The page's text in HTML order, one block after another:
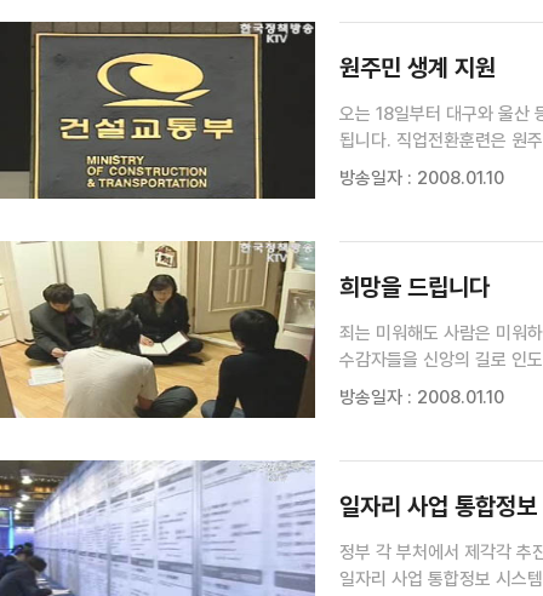
원주민 생계 지원
오는 18일부터 대구와 울산 등
됩니다. 직업전환훈련은 원
수당이 지급됩니다. 서정표
방송일자 : 2008.01.10
희망을 드립니다
죄는 미워해도 사람은 미워
수감자들을 신앙의 길로 인도하는
청소년보호관찰관. 이들의
방송일자 : 2008.01.10
일자리 사업 통합정
정부 각 부처에서 제각각 추
일자리 사업 통합정보 시스템이 가동